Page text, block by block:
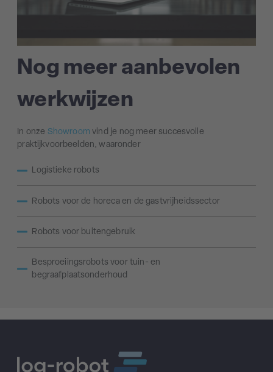
Nog meer aanbevolen
werkwijzen
In onze Showroom vind je nog meer succesvolle
praktijkvoorbeelden, waaronder
Logistieke robots
Robots voor de horeca en de gastvrijheidssector
Robots voor buitengebruik
Besproeiingsrobots voor tuin- en
begraafplaatsonderhoud